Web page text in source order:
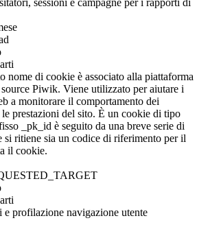
sessioni e campagne per i rapporti di
nome di cookie è associato alla piattaforma
Piwik. Viene utilizzato per aiutare i
a monitorare il comportamento dei
prestazioni del sito. È un cookie di tipo
_pk_id è seguito da una breve serie di
si ritiene sia un codice di riferimento per il
il cookie.
e profilazione navigazione utente